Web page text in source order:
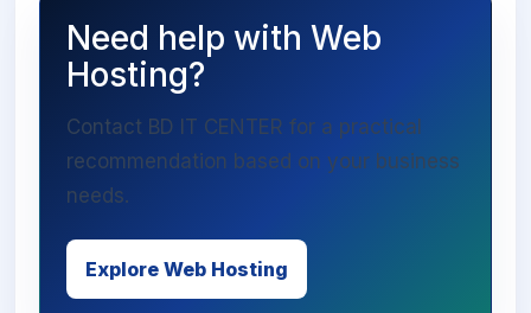
Need help with Web
Hosting?
Contact BD IT CENTER for a practical
recommendation based on your business
needs.
Explore Web Hosting